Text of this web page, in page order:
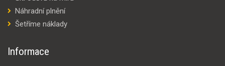
Náhradní plnění
Šetříme náklady
Informace